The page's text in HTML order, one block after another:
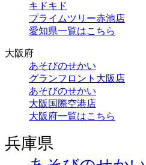
キドキド
プライムツリー赤池店
愛知県一覧はこちら
大阪府
あそびのせかい
グランフロント大阪店
あそびのせかい
大阪国際空港店
大阪府一覧はこちら
兵庫県